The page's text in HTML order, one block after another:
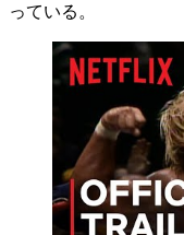
っている。